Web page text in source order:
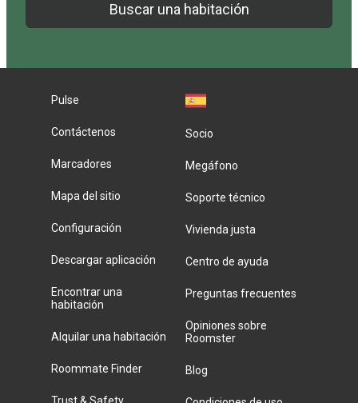
Buscar una habitación
Pulse
Contáctenos
Marcadores
Mapa del sitio
Configuración
Descargar aplicación
Encontrar una
habitación
Alquilar una habitación
Roommate Finder
Socio
Megáfono
Soporte técnico
Vivienda justa
Centro de ayuda
Preguntas frecuentes
Opiniones sobre
Roomster
Blog